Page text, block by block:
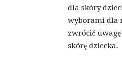
dla skóry
wyborami dla
zwrócić
skórę dziecka.